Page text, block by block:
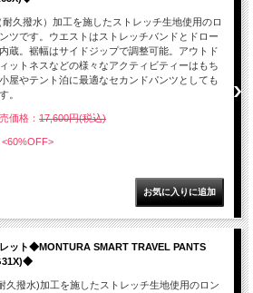
耐久撥水）加工を施したストレッチ生地使用のロ
ツです。ウエストはストレッチバンドとドロー
蔵。裾幅はサイドジップで調整可能。アウトド
ットネスなどの様々なアクティビティーはもち
屋やテント泊に最適なセカンドパンツとしても
。
価格： 17,600円(税込)
<60%OFF>
ット◆MONTURA SMART TRAVEL PANTS
久撥水)加工を施したストレッチ生地使用のロン